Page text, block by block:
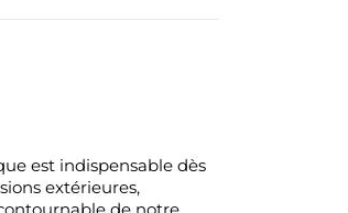
est indispensable dès
extérieures,